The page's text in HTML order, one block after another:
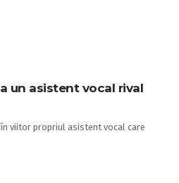
un asistent vocal rival
viitor propriul asistent vocal care